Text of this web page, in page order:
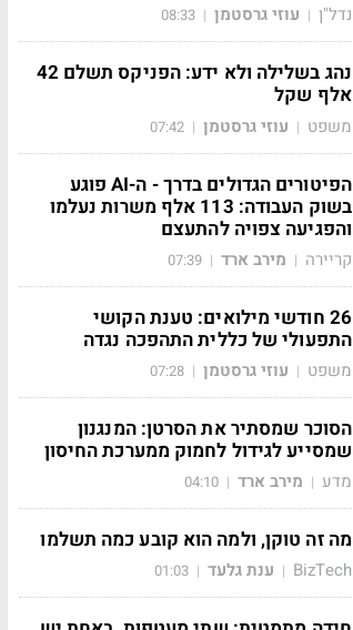
נדל"ן | עוזי גרסטמן |
08:33
נהג בשלילה ולא ידע: הפניקס תשלם 42
אלף שקל
משפט | עוזי גרסטמן |
07:42
הפיטורים הגדולים בדרך - ה-AI פוגע
בשוק העבודה: 113 אלף משרות נעלמו
והפגיעה צפויה להתעצם
קריירה | מירב ארד |
07:39
26 חודשי מילואים: טענת הקושי
התפעולי של כללית התהפכה נגדה
משפט | עוזי גרסטמן |
07:28
הסוכר שמסתיר את הסרטן: המנגנון
שמסייע לגידול לחמוק ממערכת החיסון
מדע | מירב ארד |
04:10
מה זה טוקן, ולמה הוא קובע כמה תשלמו
BizTech
| ענת גלעד |
01:03